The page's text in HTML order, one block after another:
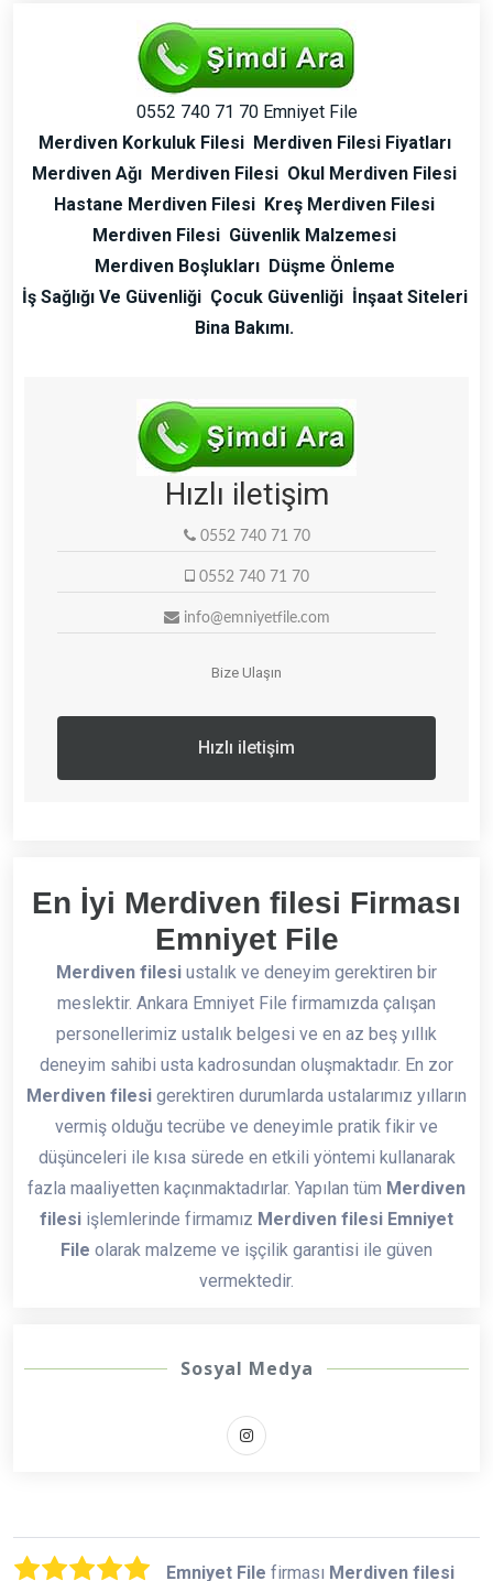
0552 740 71 70 Emniyet File
Merdiven Korkuluk Filesi Merdiven Filesi Fiyatları
Merdiven Ağı Merdiven Filesi Okul Merdiven Filesi
Hastane Merdiven Filesi Kreş Merdiven Filesi
Merdiven Filesi Güvenlik Malzemesi
Merdiven Boşlukları Düşme Önleme
İş Sağlığı Ve Güvenliği Çocuk Güvenliği İnşaat Siteleri
Bina Bakımı.
Hızlı iletişim
0552 740 71 70
0552 740 71 70
info@emniyetfile.com
Bize Ulaşın
Hızlı iletişim
En İyi Merdiven filesi Firması
Emniyet File
Merdiven filesi ustalık ve deneyim gerektiren bir
meslektir. Ankara Emniyet File firmamızda çalışan
personellerimiz ustalık belgesi ve en az beş yıllık
deneyim sahibi usta kadrosundan oluşmaktadır. En zor
Merdiven filesi gerektiren durumlarda ustalarımız yılların
vermiş olduğu tecrübe ve deneyimle pratik fikir ve
düşünceleri ile kısa sürede en etkili yöntemi kullanarak
fazla maaliyetten kaçınmaktadırlar. Yapılan tüm Merdiven
filesi işlemlerinde firmamız Merdiven filesi Emniyet
File olarak malzeme ve işçilik garantisi ile güven
vermektedir.
Sosyal Medya
Emniyet File firması Merdiven filesi